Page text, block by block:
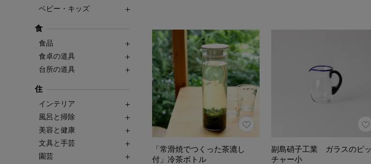
ベビー・キッズ
食
食品
食卓の道具
台所の道具
住
インテリア
風呂と掃除
美容と健康
文具と手芸
園芸
「常滑焼でつくった茶漉し
付」冷茶ボトル
副島硝子工業 ガラスのピッ
チャー小